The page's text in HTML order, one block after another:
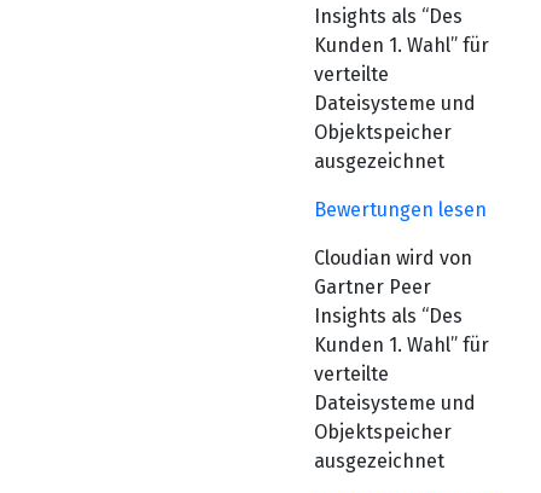
Insights als “Des
Kunden 1. Wahl” für
verteilte
Dateisysteme und
Objektspeicher
ausgezeichnet
Bewertungen lesen
Cloudian wird von
Gartner Peer
Insights als “Des
Kunden 1. Wahl” für
verteilte
Dateisysteme und
Objektspeicher
ausgezeichnet